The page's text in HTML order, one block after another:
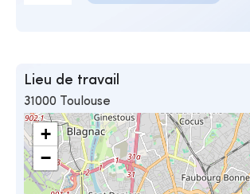
Lieu de travail
31000 Toulouse
+
−